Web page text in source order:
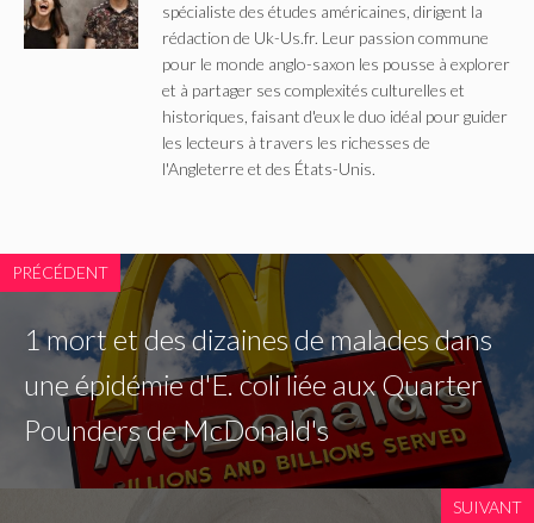
spécialiste des études américaines, dirigent la
rédaction de Uk-Us.fr. Leur passion commune
pour le monde anglo-saxon les pousse à explorer
et à partager ses complexités culturelles et
historiques, faisant d'eux le duo idéal pour guider
les lecteurs à travers les richesses de
l'Angleterre et des États-Unis.
PRÉCÉDENT
1 mort et des dizaines de malades dans
une épidémie d'E. coli liée aux Quarter
Pounders de McDonald's
SUIVANT